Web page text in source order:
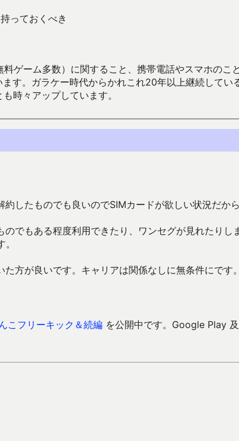
っておくべき
ゲーム多数）に関すること、携帯電話やスマホの
ます。ガラケー時代からかれこれ20年以上継続し
時々アップしています。
したものでも良いのでSIMカードが欲しい状況だから
でもある程度利用できたり、ワンセグが見れたりし
方が良いです。キャリアは関係なしに無条件にです。
こフリーキック＆続編 を公開中です。Google Play